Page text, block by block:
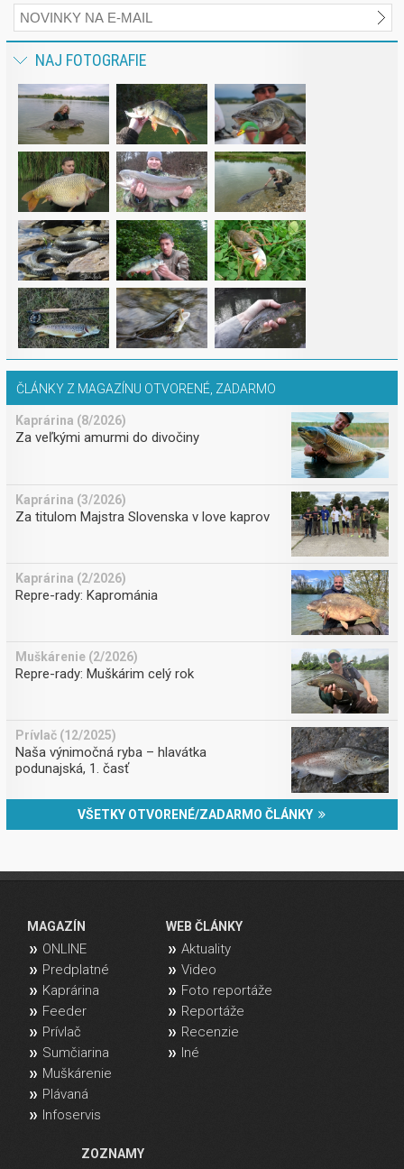
NAJ FOTOGRAFIE
ČLÁNKY Z MAGAZÍNU OTVORENÉ, ZADARMO
Kaprárina (8/2026)
Za veľkými amurmi do divočiny
Kaprárina (3/2026)
Za titulom Majstra Slovenska v love kaprov
Kaprárina (2/2026)
Repre-rady: Kaprománia
Muškárenie (2/2026)
Repre-rady: Muškárim celý rok
Prívlač (12/2025)
Naša výnimočná ryba – hlavátka
podunajská, 1. časť
VŠETKY OTVORENÉ/ZADARMO ČLÁNKY
MAGAZÍN
ONLINE
Predplatné
Kaprárina
Feeder
Prívlač
Sumčiarina
Muškárenie
Plávaná
Infoservis
WEB ČLÁNKY
Aktuality
Video
Foto reportáže
Reportáže
Recenzie
Iné
ZOZNAMY